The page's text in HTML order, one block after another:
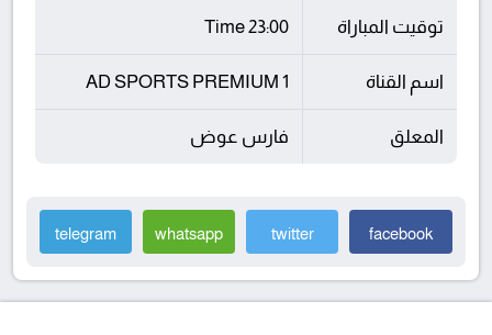
توقيت المباراة 23:00 Time
اسم القناة AD SPORTS PREMIUM 1
المعلق فارس عوض
facebook
twitter
whatsapp
telegram